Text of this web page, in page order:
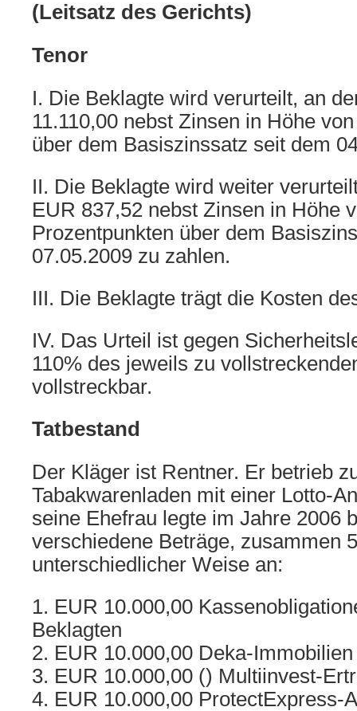
(Leitsatz des Gerichts)
Tenor
I. Die Beklagte wird verurteilt, an
11.110,00 nebst Zinsen in Höhe
über dem Basiszinssatz seit dem
II. Die Beklagte wird weiter
EUR 837,52 nebst Zinsen in Höhe
Prozentpunkten über dem
07.05.2009 zu zahlen.
III. Die Beklagte trägt die Kosten
IV. Das Urteil ist gegen
110% des jeweils zu
vollstreckbar.
Tatbestand
Der Kläger ist Rentner. Er betrieb
Tabakwarenladen mit einer Lotto-
seine Ehefrau legte im Jahre 2006
verschiedene Beträge, zusammen
unterschiedlicher Weise an:
1. EUR 10.000,00
Beklagten
2. EUR 10.000,00 Deka-
3. EUR 10.000,00 () Multiinvest-
4. EUR 10.000,00 ProtectExpress-